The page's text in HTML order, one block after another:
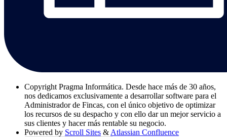
Copyright Pragma Informática. Desde hace más de 30 años,
nos dedicamos exclusivamente a desarrollar software para el
Administrador de Fincas, con el único objetivo de optimizar
los recursos de su despacho y con ello dar un mejor servicio a
sus clientes y hacer más rentable su negocio.
Powered by Scroll Sites & Atlassian Confluence